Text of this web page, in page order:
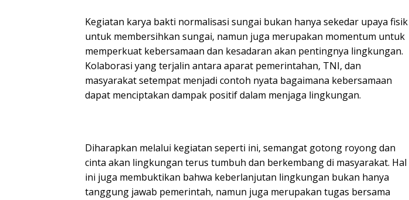
Kegiatan karya bakti normalisasi sungai bukan hanya sekedar upaya fisik
untuk membersihkan sungai, namun juga merupakan momentum untuk
memperkuat kebersamaan dan kesadaran akan pentingnya lingkungan.
Kolaborasi yang terjalin antara aparat pemerintahan, TNI, dan
masyarakat setempat menjadi contoh nyata bagaimana kebersamaan
dapat menciptakan dampak positif dalam menjaga lingkungan.
Diharapkan melalui kegiatan seperti ini, semangat gotong royong dan
cinta akan lingkungan terus tumbuh dan berkembang di masyarakat. Hal
ini juga membuktikan bahwa keberlanjutan lingkungan bukan hanya
tanggung jawab pemerintah, namun juga merupakan tugas bersama